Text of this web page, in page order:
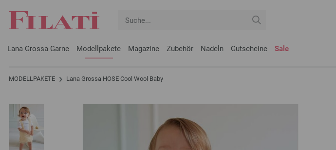
Lana Grossa Garne Modellpakete Magazine Zubehör Nadeln Gutscheine Sale
MODELLPAKETE Lana Grossa HOSE Cool Wool Baby